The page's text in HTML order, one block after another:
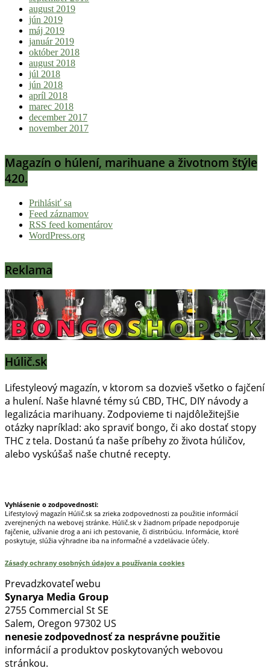
august 2019
jún 2019
máj 2019
január 2019
október 2018
august 2018
júl 2018
jún 2018
apríl 2018
marec 2018
december 2017
november 2017
Magazín o húlení, marihuane a životnom štýle
420.
Prihlásiť sa
Feed záznamov
RSS feed komentárov
WordPress.org
Reklama
Húlič.sk
Lifestyleový magazín, v ktorom sa dozvieš všetko o fajčení
a hulení. Naše hlavné témy sú CBD, THC, DIY návody a
legalizácia marihuany. Zodpovieme ti najdôležitejšie
otázky napríklad: ako spraviť bongo, či ako dostať stopy
THC z tela. Dostanú ťa naše príbehy zo života húličov,
alebo vyskúšaš naše chutné recepty.
Vyhlásenie o zodpovednosti:
Lifestylový magazín Húlič.sk sa zrieka zodpovednosti za použitie informácií
zverejnených na webovej stránke. Húlič.sk v žiadnom prípade nepodporuje
fajčenie, užívanie drog a ani ich pestovanie, či distribúciu. Informácie, ktoré
poskytuje, slúžia výhradne iba na informačné a vzdelávacie účely.
Zásady ochrany osobných údajov a používania cookies
Prevadzkovateľ webu
Synarya Media Group
2755 Commercial St SE
Salem, Oregon 97302 US
nenesie zodpovednosť za nesprávne použitie
informácií a produktov poskytovaných webovou
stránkou.